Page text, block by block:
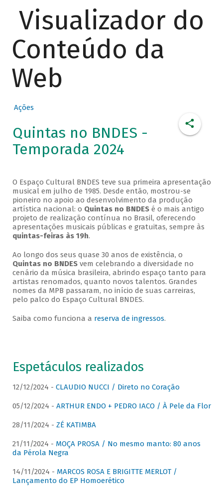
Visualizador do
Conteúdo da
Web
Ações
Quintas no BNDES -
Temporada 2024
O Espaço Cultural BNDES teve sua primeira apresentação
musical em julho de 1985. Desde então, mostrou-se
pioneiro no apoio ao desenvolvimento da produção
artística nacional: o Quintas no BNDESé o mais antigo
projeto de realização contínua no Brasil, oferecendo
apresentações musicais públicas e gratuitas, sempre às
quintas-feiras às 19h.
Ao longo dos seus quase 30 anos de existência, o
Quintas no BNDESvem celebrando a diversidade no
cenário da música brasileira, abrindo espaço tanto para
artistas renomados, quanto novos talentos. Grandes
nomes da MPB passaram, no início de suas carreiras,
pelo palco do Espaço Cultural BNDES.
Saiba como funciona a reserva de ingressos.
Espetáculos realizados
12/12/2024 - CLAUDIO NUCCI / Direto no Coração
05/12/2024 - ARTHUR ENDO + PEDRO IACO / À Pele da Flor
28/11/2024 - ZÉ KATIMBA
21/11/2024 - MOÇA PROSA / No mesmo manto: 80 anos
da Pérola Negra
14/11/2024 - MARCOS ROSA E BRIGITTE MERLOT /
Lançamento do EP Homoerético